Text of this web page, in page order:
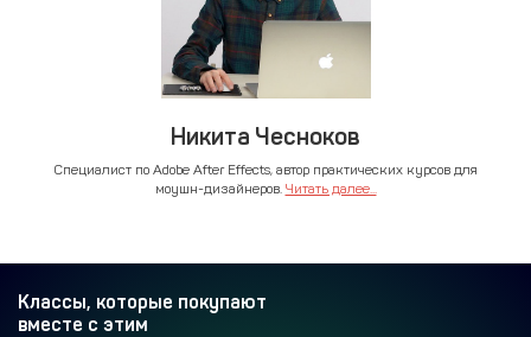
Никита Чесноков
Специалист по Adobe After Effects, автор практических курсов для
моушн-дизайнеров. Читать далее...
Классы, которые покупают
вместе с этим